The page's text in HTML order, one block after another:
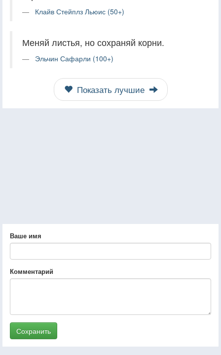
Клайв Стейплз Льюис (50+)
Меняй листья, но сохраняй корни.
Эльчин Сафарли (100+)
Показать лучшие
Ваше имя
Комментарий
Сохранить